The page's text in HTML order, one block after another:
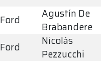
Ford
Agustín De
Brabandere
Ford
Nicolás
Pezzucchi